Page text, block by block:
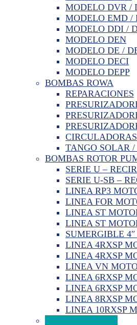
MODELO DVR /
MODELO EMD /
MODELO DDI /
MODELO DEN
MODELO DE /
MODELO DECI
MODELO DEPP
BOMBAS ROWA
REPARACIONES
TANGO SOLAR /
BOMBAS ROTOR
SERIE U –
SERIE U-SB –
LINEA RP3
LINEA FOR
LINEA ST
LINEA ST
SUMERGIBLE
LINEA 4RXSP
LINEA 4RXSP
LINEA VN
LINEA 6RXSP
LINEA 6RXSP
LINEA 8RXSP
LINEA 10RXSP